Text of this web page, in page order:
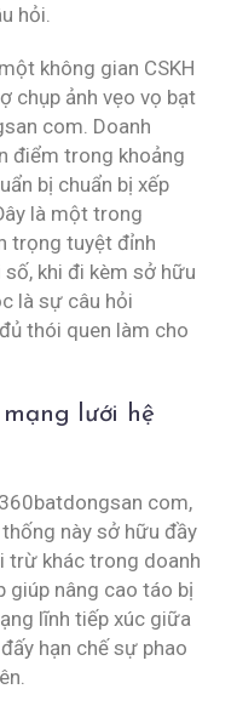
hỏi.
không gian CSKH
chụp ảnh vẹo vọ bạt
com. Doanh
điểm trong khoảng
bị chuẩn bị xếp
là một trong
trọng tuyệt đỉnh
khi đi kèm sở hữu
là sự câu hỏi
thói quen làm cho
mạng lưới hệ
com,
này sở hữu đầy
trừ khác trong doanh
giúp nâng cao táo bị
lĩnh tiếp xúc giữa
hạn chế sự phao